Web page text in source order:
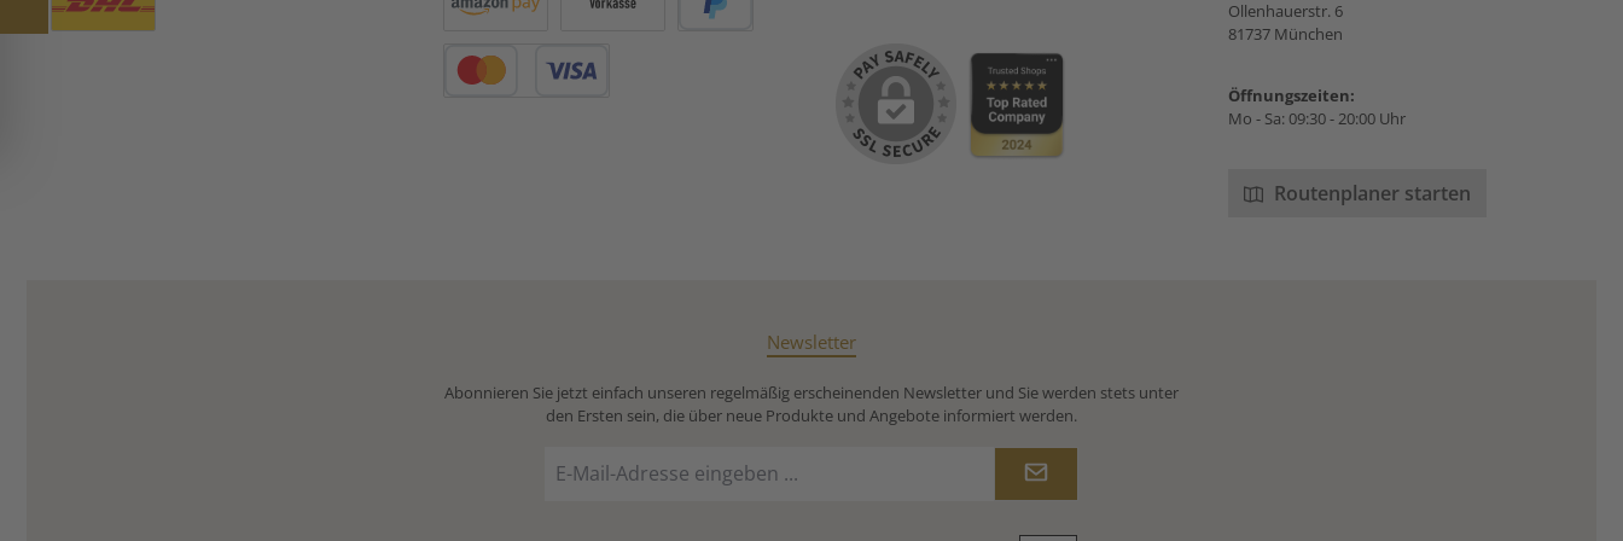
Ollenhauerstr. 6
81737 München
Öffnungszeiten:
Mo - Sa: 09:30 - 20:00 Uhr
Routenplaner starten
Newsletter
Abonnieren Sie jetzt einfach unseren regelmäßig erscheinenden Newsletter und Sie werden stets unter
den Ersten sein, die über neue Produkte und Angebote informiert werden.
Mail-